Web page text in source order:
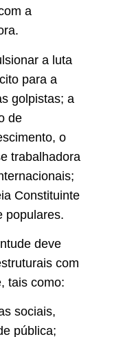
a
a luta
para a
golpistas; a
de
o
trabalhadora
Constituinte
populares.
deve
com
tais como:
sociais,
pública;